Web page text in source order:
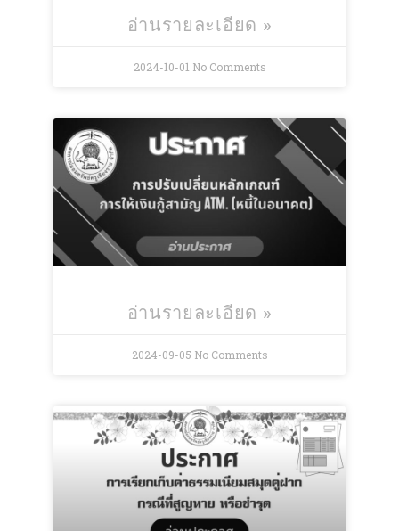
อ่านรายละเอียด »
2024-10-01 No Comments
อ่านรายละเอียด »
2024-09-05 No Comments